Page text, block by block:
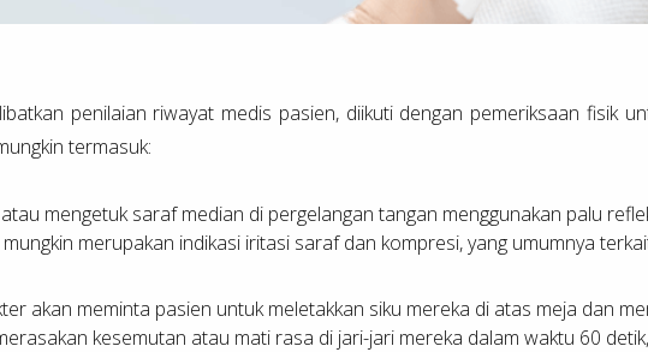
penilaian riwayat medis pasien, diikuti dengan pemeriksaan fisik
termasuk:
mengetuk saraf median di pergelangan tangan menggunakan palu
merupakan indikasi iritasi saraf dan kompresi, yang umumnya
akan meminta pasien untuk meletakkan siku mereka di atas meja dan
kesemutan atau mati rasa di jari-jari mereka dalam waktu 60